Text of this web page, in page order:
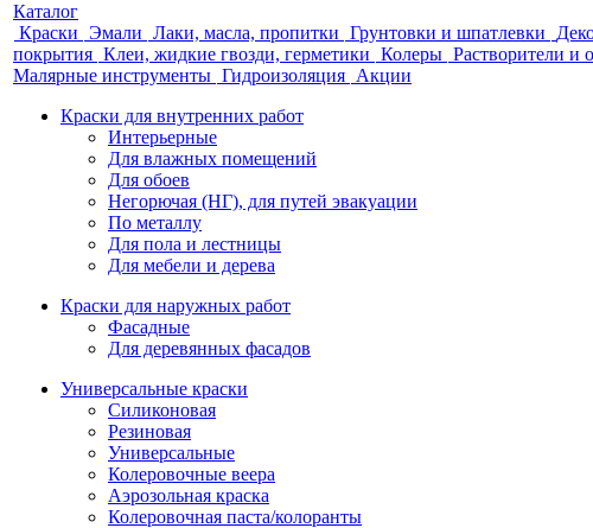
Каталог
Краски Эмали Лаки, масла, пропитки Грунтовки и шпатлевки
покрытия Клеи, жидкие гвозди, герметики Колеры Растворители и
Малярные инструменты Гидроизоляция Акции
Краски для внутренних работ
Интерьерные
Для влажных помещений
Для обоев
Негорючая (НГ), для путей эвакуации
По металлу
Для пола и лестницы
Для мебели и дерева
Краски для наружных работ
Фасадные
Для деревянных фасадов
Универсальные краски
Силиконовая
Резиновая
Универсальные
Колеровочные веера
Аэрозольная краска
Колеровочная паста/колоранты